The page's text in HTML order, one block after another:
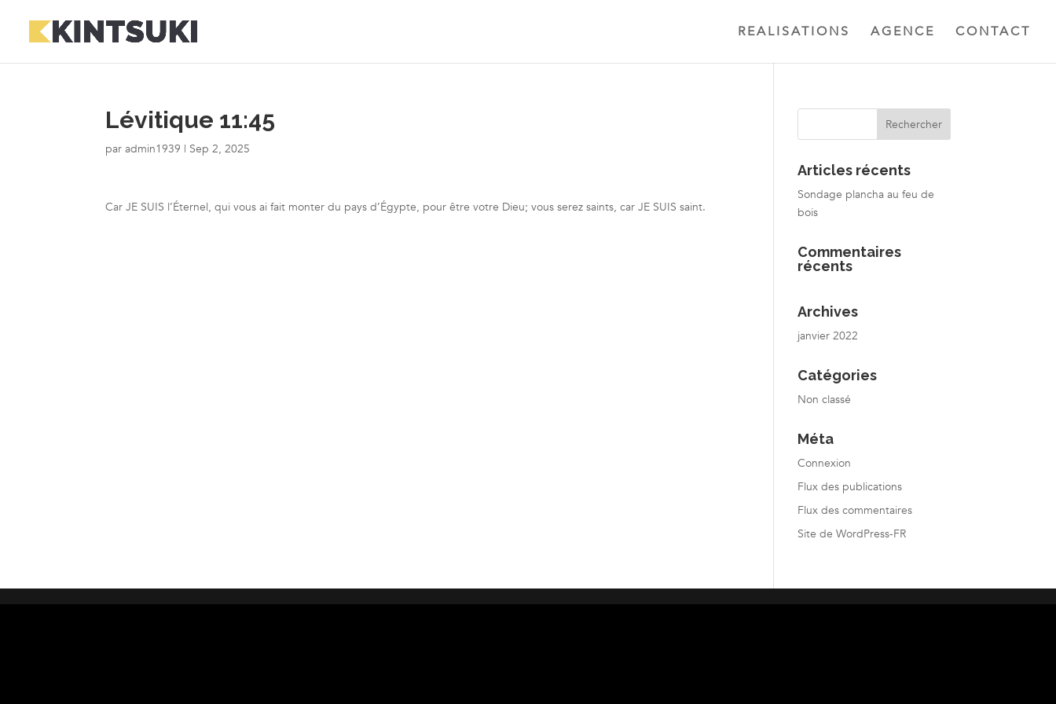
REALISATIONS AGENCE CONTACT
Lévitique 11:45
paradmin1939 | Sep 2, 2025
Car JE SUIS l’Éternel, qui vous ai fait monter du pays d’Égypte, pour être votre Dieu; vous serez saints, car JE SUIS saint.
Articles récents
Sondage plancha au feu de
bois
Commentaires
récents
Archives
janvier 2022
Catégories
Non classé
Méta
Connexion
Flux des publications
Flux des commentaires
Site de WordPress-FR